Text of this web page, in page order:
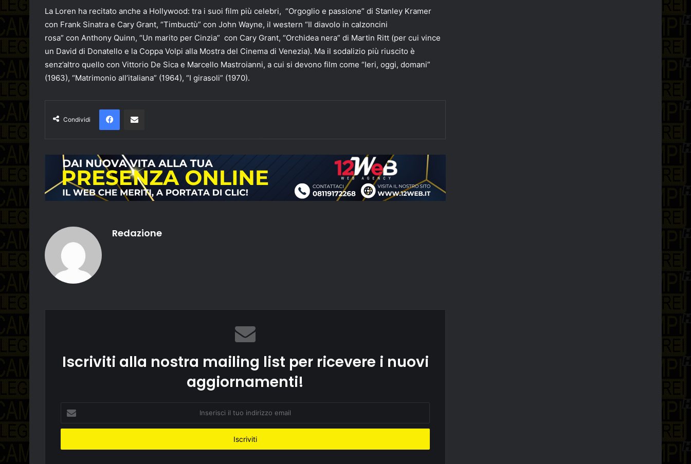
La Loren ha recitato anche a Hollywood: tra i suoi film più celebri, “Orgoglio e passione” di Stanley Kramer
con Frank Sinatra e Cary Grant, “Timbuctù” con John Wayne, il western “Il diavolo in calzoncini
rosa” con Anthony Quinn, “Un marito per Cinzia” con Cary Grant, “Orchidea nera” di Martin Ritt (per cui vince
un David di Donatello e la Coppa Volpi alla Mostra del Cinema di Venezia). Ma il sodalizio più riuscito è
senz’altro quello con Vittorio De Sica e Marcello Mastroianni, a cui si devono film come “Ieri, oggi, domani”
(1963), “Matrimonio all’italiana” (1964), “I girasoli” (1970).
Condividi
Facebook
Redazione
Iscriviti alla nostra mailing list per ricevere i nuovi
aggiornamenti!
tuo
email